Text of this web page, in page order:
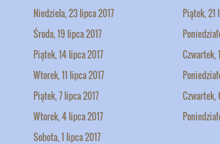
Niedziela, 23 lipca 2017
Piątek, 21
Środa, 19 lipca 2017
Piątek, 14 lipca 2017
Czwartek,
Wtorek, 11 lipca 2017
Piątek, 7 lipca 2017
Czwartek,
Wtorek, 4 lipca 2017
Sobota, 1 lipca 2017